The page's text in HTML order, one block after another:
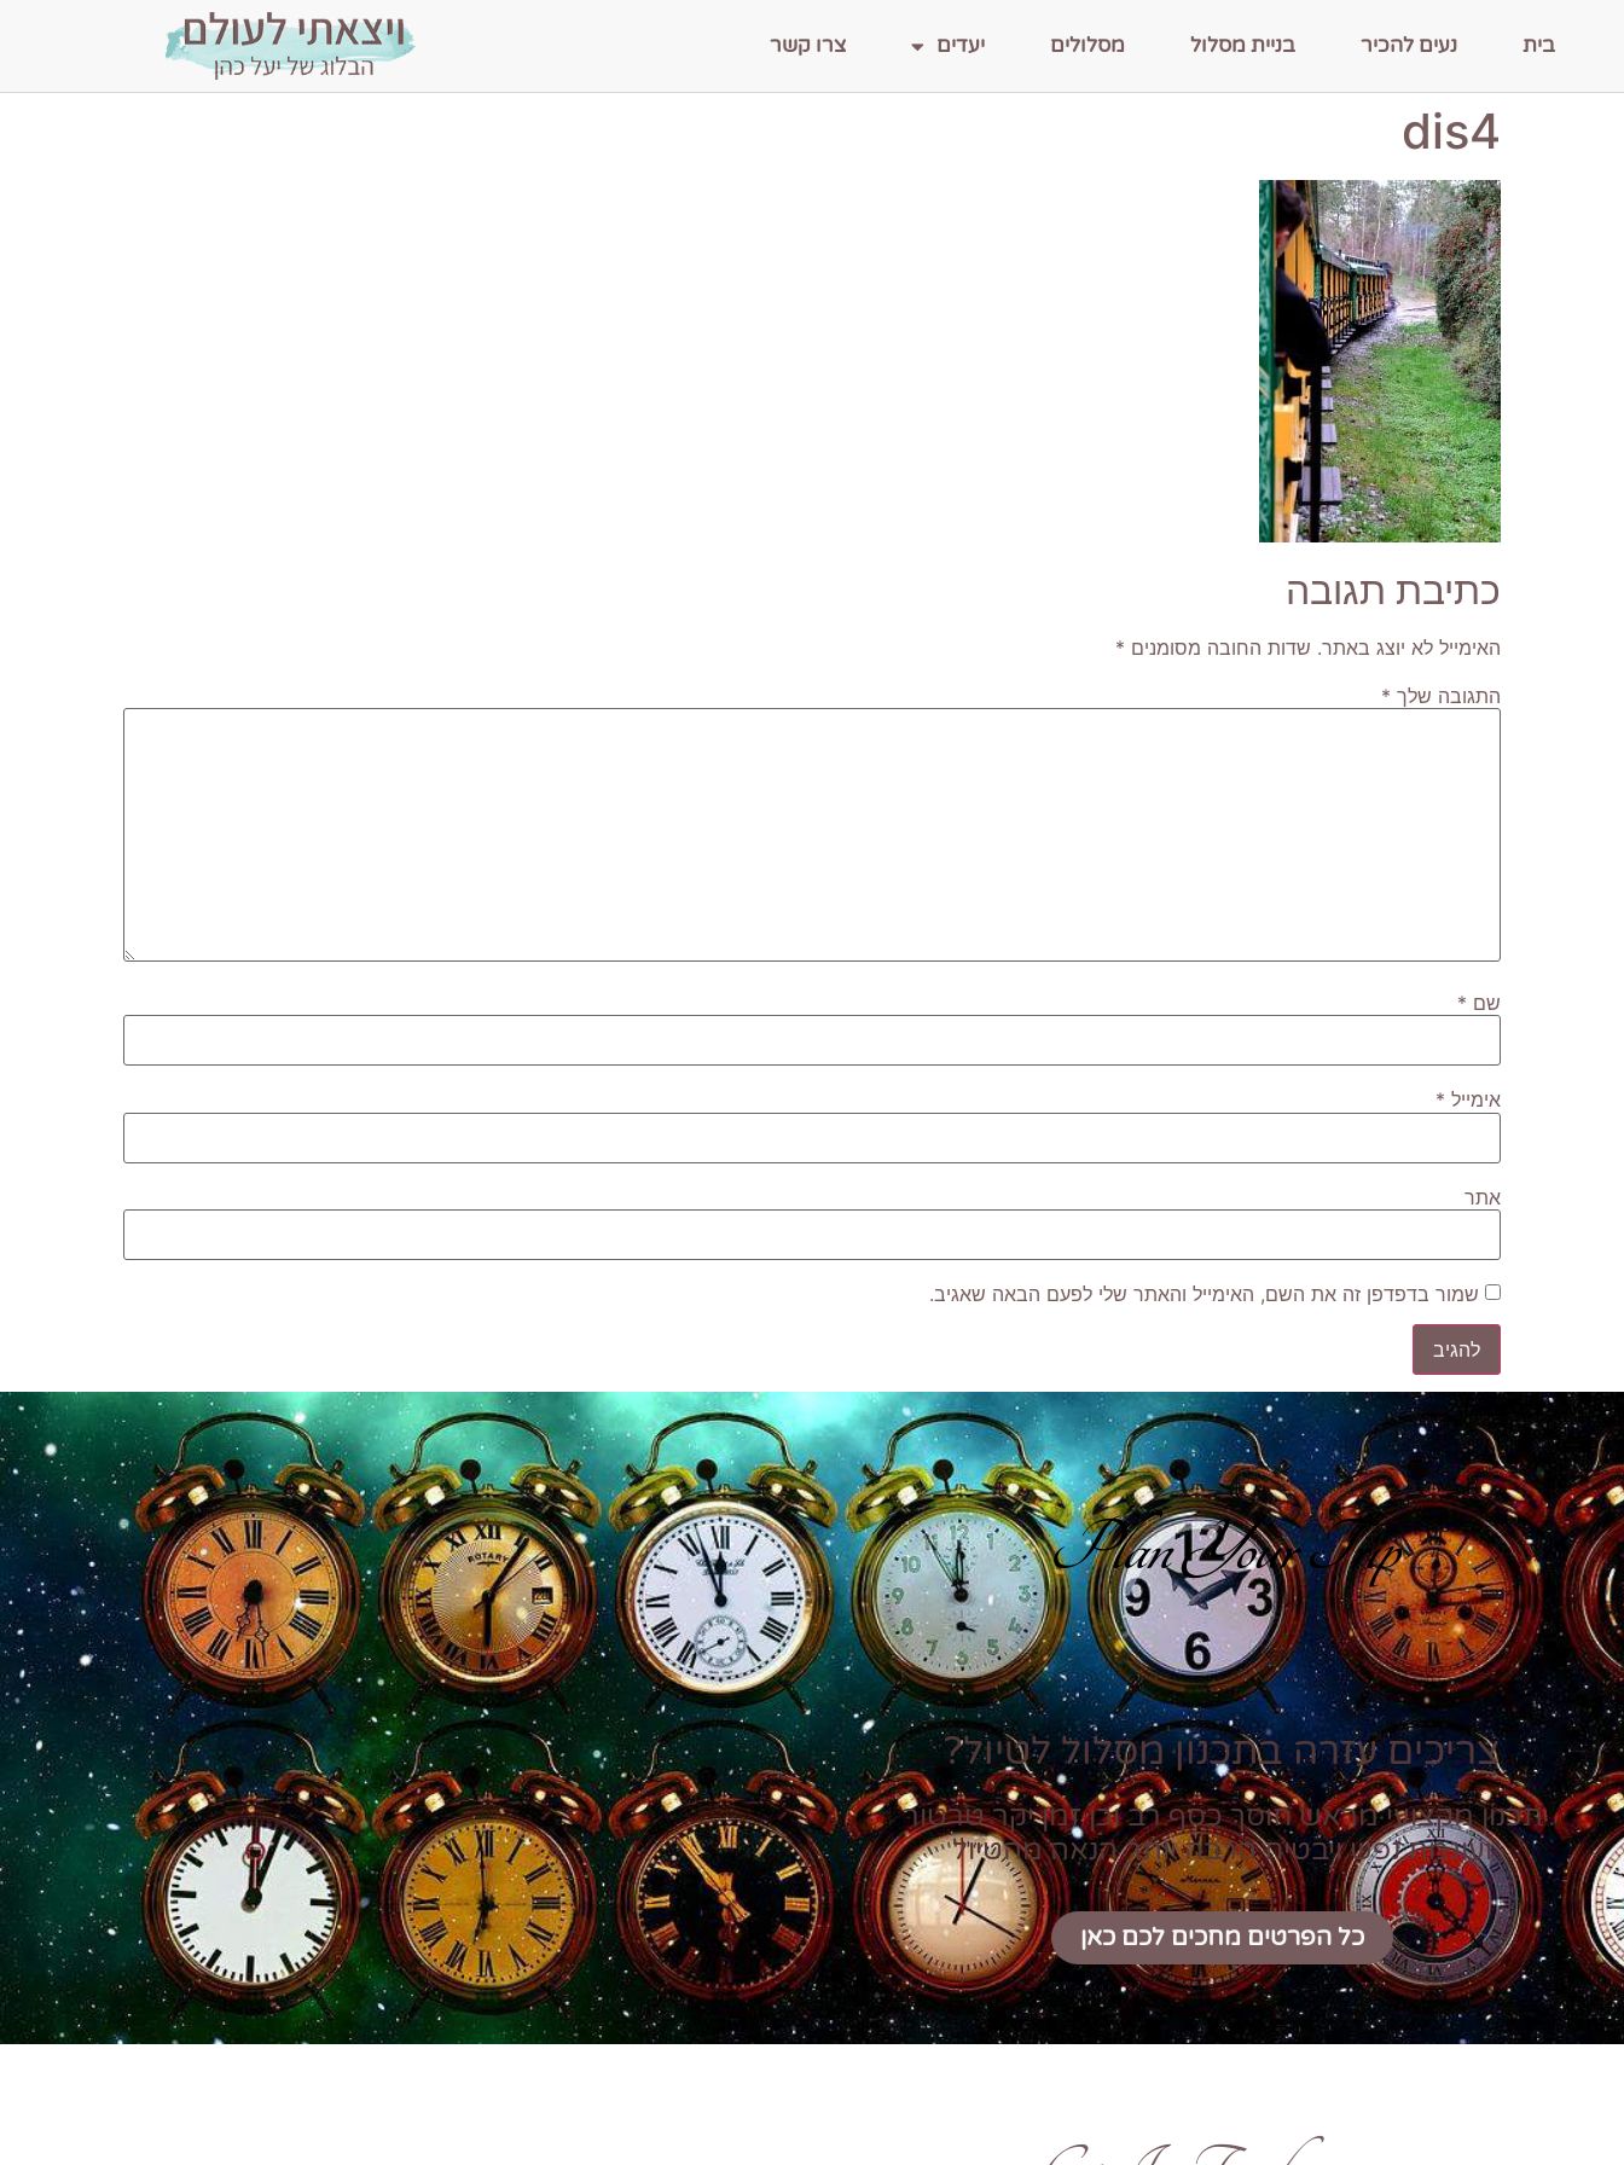
בית נעים להכיר בניית מסלול מסלולים יעדים צרו קשר
dis4
כתיבת תגובה
האימייל לא יוצג באתר. שדות החובה מסומנים *
התגובה שלך *
שם *
אימייל *
אתר
שמור בדפדפן זה את השם, האימייל והאתר שלי לפעם הבאה שאגיב.
Plan Your Trip
צריכים עזרה בתכנון מסלול לטיול?
תכנון מקצועי מראש חוסך כסף רב וכן זמן יקר טרטור
ועוגמת נפש ויבטיח הרבה יותר הנאה מהטיול
כל הפרטים מחכים לכם כאן